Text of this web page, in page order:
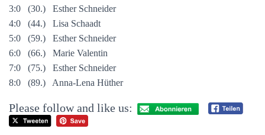
3:0 (30.) Esther Schneider
4:0 (44.) Lisa Schaadt
5:0 (59.) Esther Schneider
6:0 (66.) Marie Valentin
7:0 (75.) Esther Schneider
8:0 (89.) Anna-Lena Hüther
Please follow and like us: